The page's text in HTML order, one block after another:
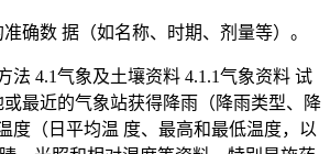
确数 据（如名称、时期、剂量等）。
法 4.1气象及土壤资料 4.1.1气象资料 试
最近的气象站获得降雨（降雨类型、降
度（日平均温 度、最高和最低温度，以